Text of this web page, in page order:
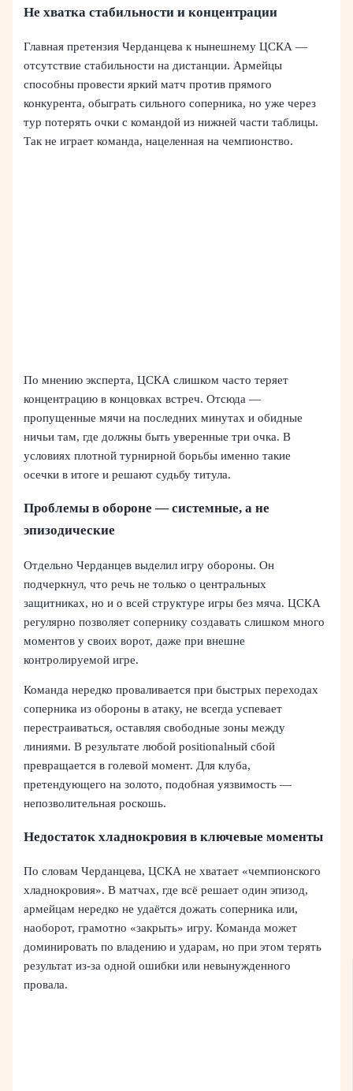
Не хватка стабильности и концентрации
Главная претензия Черданцева к нынешнему ЦСКА —
отсутствие стабильности на дистанции. Армейцы
способны провести яркий матч против прямого
конкурента, обыграть сильного соперника, но уже через
тур потерять очки с командой из нижней части таблицы.
Так не играет команда, нацеленная на чемпионство.
По мнению эксперта, ЦСКА слишком часто теряет
концентрацию в концовках встреч. Отсюда —
пропущенные мячи на последних минутах и обидные
ничьи там, где должны быть уверенные три очка. В
условиях плотной турнирной борьбы именно такие
осечки в итоге и решают судьбу титула.
Проблемы в обороне — системные, а не
эпизодические
Отдельно Черданцев выделил игру обороны. Он
подчеркнул, что речь не только о центральных
защитниках, но и о всей структуре игры без мяча. ЦСКА
регулярно позволяет сопернику создавать слишком много
моментов у своих ворот, даже при внешне
контролируемой игре.
Команда нередко проваливается при быстрых переходах
соперника из обороны в атаку, не всегда успевает
перестраиваться, оставляя свободные зоны между
линиями. В результате любой positionalный сбой
превращается в голевой момент. Для клуба,
претендующего на золото, подобная уязвимость —
непозволительная роскошь.
Недостаток хладнокровия в ключевые моменты
По словам Черданцева, ЦСКА не хватает «чемпионского
хладнокровия». В матчах, где всё решает один эпизод,
армейцам нередко не удаётся дожать соперника или,
наоборот, грамотно «закрыть» игру. Команда может
доминировать по владению и ударам, но при этом терять
результат из-за одной ошибки или невынужденного
провала.